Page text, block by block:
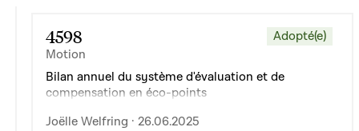
4598
Motion
Adopté(e)
Bilan annuel du système d'évaluation et de
compensation en éco-points
Joëlle Welfring · 26.06.2025